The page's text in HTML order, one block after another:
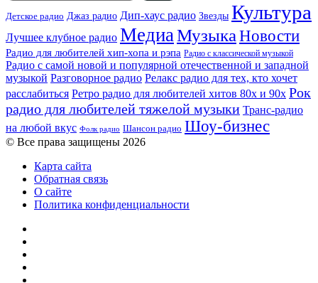
Детское радио Джаз радио Дип-хаус радио Звезды Культура
Лучшее клубное радио МедиаМузыкаНовости
Радио для любителей хип-хопа и рэпа Радио с классической музыкой
Радио с самой новой и популярной отечественной и западной
музыкой Разговорное радио Релакс радио для тех, кто хочет
расслабиться Ретро радио для любителей хитов 80х и 90х Рок
радио для любителей тяжелой музыки Транс-радио
на любой вкус Фолк радио Шансон радио Шоу-бизнес
© Все права защищены 2026
Карта сайта
Обратная связь
О сайте
Политика конфиденциальности